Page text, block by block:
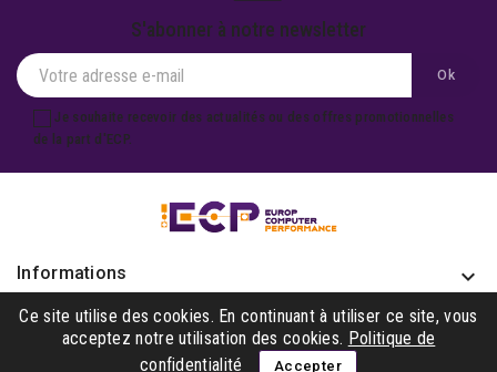
S'abonner à notre newsletter
Je souhaite recevoir des actualités ou des offres promotionnelles
de la part d'ECP.
Informations keyboard_arrow_down
Produits 
Notre société
Ce site utilise des cookies. En continuant à utiliser ce site, vous
acceptez notre utilisation des cookies. Politique de
confidentialité
Accepter